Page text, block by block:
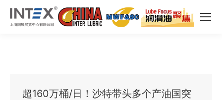
超160万桶/日！沙特带头多个产油国突